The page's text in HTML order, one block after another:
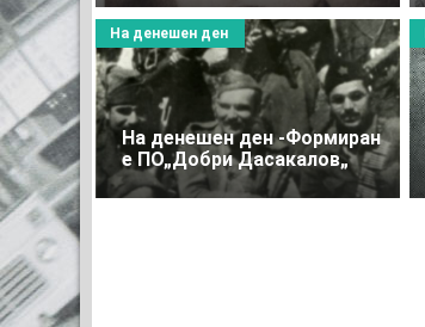
На денешен ден -Формиран
е ПО„Добри Дасакалов„
На денешен ден